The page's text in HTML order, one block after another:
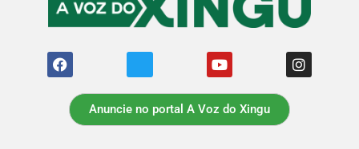
Anuncie no portal A Voz do Xingu